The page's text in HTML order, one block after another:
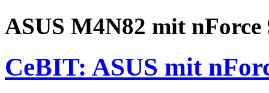
ASUS M4N82 mit nForce
CeBIT: ASUS mit